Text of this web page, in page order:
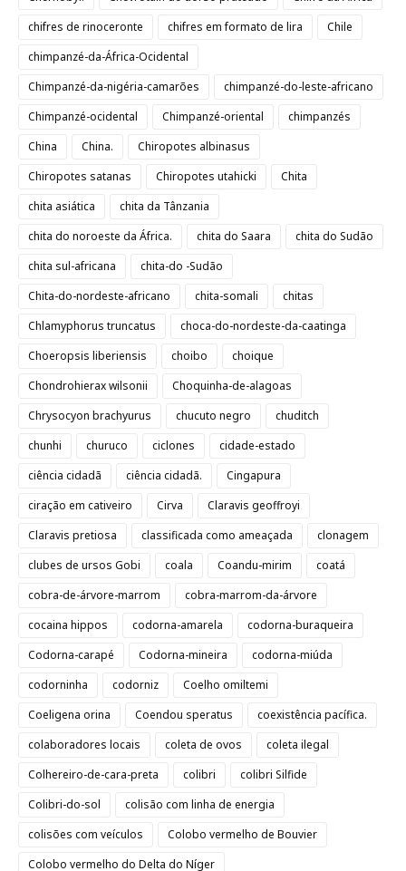
chifres de rinoceronte
chifres em formato de lira
Chile
chimpanzé-da-África-Ocidental
Chimpanzé-da-nigéria-camarões
chimpanzé-do-leste-africano
Chimpanzé-ocidental
Chimpanzé-oriental
chimpanzés
China
China.
Chiropotes albinasus
Chiropotes satanas
Chiropotes utahicki
Chita
chita asiática
chita da Tânzania
chita do noroeste da África.
chita do Saara
chita do Sudão
chita sul-africana
chita-do -Sudão
Chita-do-nordeste-africano
chita-somali
chitas
Chlamyphorus truncatus
choca-do-nordeste-da-caatinga
Choeropsis liberiensis
choibo
choique
Chondrohierax wilsonii
Choquinha-de-alagoas
Chrysocyon brachyurus
chucuto negro
chuditch
chunhi
churuco ciclones
cidade-estado
ciência cidadã
ciência cidadã.
Cingapura
ciração em cativeiro
Cirva
Claravis geoffroyi
Claravis pretiosa
classificada como ameaçada
clonagem
clubes de ursos Gobi
coala Coandu-mirim
coatá
cobra-de-árvore-marrom
cobra-marrom-da-árvore
cocaina hippos
codorna-amarela
codorna-buraqueira
Codorna-carapé
Codorna-mineira
codorna-miúda
codorninha
codorniz
Coelho omiltemi
Coeligena orina
Coendou speratus
coexistência pacífica.
colaboradores locais
coleta de ovos
coleta ilegal
Colhereiro-de-cara-preta
colibri
colibri Silfide
Colibri-do-sol
colisão com linha de energia
colisões com veículos
Colobo vermelho de Bouvier
Colobo vermelho do Delta do Níger